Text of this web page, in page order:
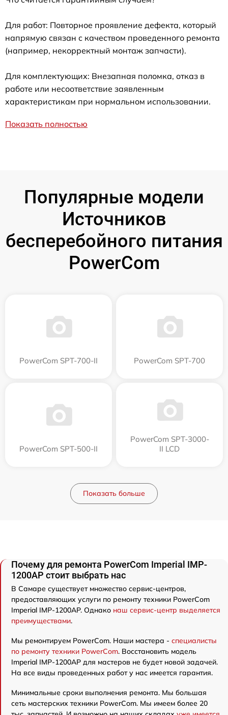
Для работ: Повторное проявление дефекта, который
напрямую связан с качеством проведенного ремонта
(например, некорректный монтаж запчасти).
Для комплектующих: Внезапная поломка, отказ в
работе или несоответствие заявленным
характеристикам при нормальном использовании.
Показать полностью
Популярные модели
Источников
бесперебойного питания
PowerCom
PowerCom SPT-700-II PowerCom SPT-700
PowerCom SPT-500-II
PowerCom SPT-3000-
II LCD
Показать больше
Почему для ремонта PowerCom Imperial IMP-
1200AP стоит выбрать нас
В Самаре существует множество сервис-центров,
предоставляющих услуги по ремонту техники PowerCom
Imperial IMP-1200AP. Однако наш сервис-центр выделяется
преимуществами.
Мы ремонтируем PowerCom. Наши мастера - специалисты
по ремонту техники PowerCom. Восстановить модель
Imperial IMP-1200AP для мастеров не будет новой задачей.
На все виды проведенных работ у нас имеется гарантия.
Минимальные сроки выполнения ремонта. Мы большая
сеть мастерских техники PowerCom. Мы имеем более 20